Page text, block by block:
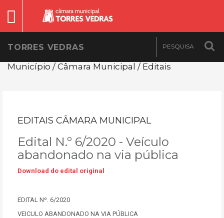
TORRES VEDRAS
Município / Câmara Municipal / Editais
EDITAIS CÂMARA MUNICIPAL
Edital N.º 6/2020 - Veículo
abandonado na via pública
Download do edital original
EDITAL Nº. 6/2020
VEICULO ABANDONADO NA VIA PÚBLICA